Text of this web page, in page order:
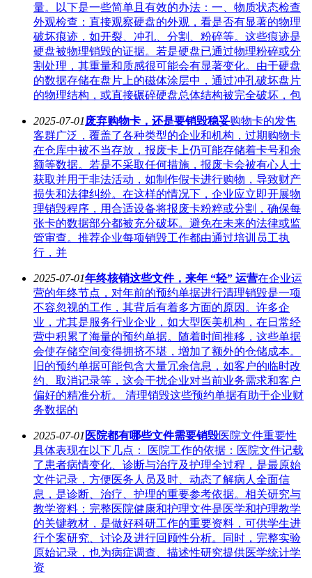
量。以下是一些简单且有效的办法：一、物质状态检查
外观检查：直接观察硬盘的外观，看是否有显著的物理
破坏痕迹，如开裂、冲孔、分割、粉碎等。这些痕迹是
硬盘被物理销毁的证据。若是硬盘已通过物理粉碎或分
割处理，其重量和质感很可能会有显著变化。由于硬盘
的数据存储在盘片上的磁体涂层中，通过冲孔破坏盘片
的物理结构，或直接碾碎硬盘总体结构被完全破坏，包
2025-07-01 废弃购物卡，还是要销毁稳妥购物卡的发售
客群广泛，覆盖了各种类型的企业和机构，过期购物卡
在仓库中被不当存放，报废卡上仍可能存储着卡号和余
额等数据。若是不采取任何措施，报废卡会被有心人士
获取并用于非法活动，如制作假卡进行购物，导致财产
损失和法律纠纷。在这样的情况下，企业应立即开展物
理销毁程序，用合适设备将报废卡粉粹或分割，确保每
张卡的数据部分都被充分破坏。避免在未来的法律或监
管审查。推荐企业每项销毁工作都由通过培训员工执
行，并
2025-07-01年终核销这些文件，来年 “轻” 运营在企业运
营的年终节点，对年前的预约单据进行清理销毁是一项
不容忽视的工作，其背后有着多方面的原因。许多企
业，尤其是服务行业企业，如大型医美机构，在日常经
营中积累了海量的预约单据。随着时间推移，这些单据
会使存储空间变得拥挤不堪，增加了额外的仓储成本。
旧的预约单据可能包含大量冗余信息，如客户的临时改
约、取消记录等，这会干扰企业对当前业务需求和客户
偏好的精准分析。 清理销毁这些预约单据有助于企业财
务数据的
2025-07-01 医院都有哪些文件需要销毁医院文件重要性
具体表现在以下几点： 医院工作的依据：医院文件记载
了患者病情变化、诊断与治疗及护理全过程，是最原始
文件记录，方便医务人员及时、动态了解病人全面信
息，是诊断、治疗、护理的重要参考依据。相关研究与
教学资料：完整医院健康和护理文件是医学和护理教学
的关键教材，是做好科研工作的重要资料，可供学生进
行个案研究、讨论及进行回顾性分析。同时，完整实验
原始记录，也为病症调查、描述性研究提供医学统计学
资